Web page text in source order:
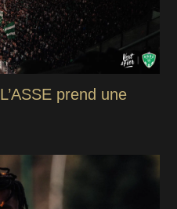
prend une